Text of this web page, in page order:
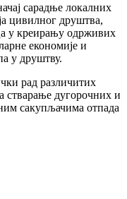
сарадње локалних
цивилног друштва,
у креирању одрживих
економије и
у друштву.
рад различитих
стварање дугорочних и
сакупљачима отпада